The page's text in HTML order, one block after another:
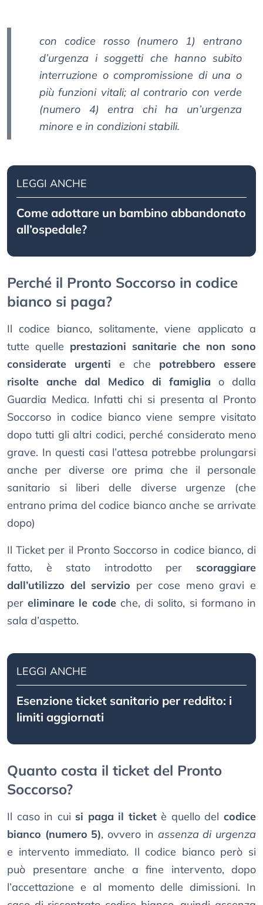
con codice rosso (numero 1) entrano
d’urgenza i soggetti che hanno subito
interruzione o compromissione di una o
più funzioni vitali; al contrario con verde
(numero 4) entra chi ha un’urgenza
minore e in condizioni stabili.
LEGGI ANCHE
Come adottare un bambino abbandonato
all’ospedale?
Perché il Pronto Soccorso in codice
bianco si paga?
Il codice bianco, solitamente, viene applicato a
tutte quelle prestazioni sanitarie che non sono
considerate urgenti e che potrebbero essere
risolte anche dal Medico di famiglia o dalla
Guardia Medica. Infatti chi si presenta al Pronto
Soccorso in codice bianco viene sempre visitato
dopo tutti gli altri codici, perché considerato meno
grave. In questi casi l’attesa potrebbe prolungarsi
anche per diverse ore prima che il personale
sanitario si liberi delle diverse urgenze (che
entrano prima del codice bianco anche se arrivate
dopo)
Il Ticket per il Pronto Soccorso in codice bianco, di
fatto, è stato introdotto per scoraggiare
dall’utilizzo del servizio per cose meno gravi e
pereliminare le codeche, di solito, si formano in
sala d’aspetto.
LEGGI ANCHE
Esenzione ticket sanitario per reddito: i
limiti aggiornati
Quanto costa il ticket del Pronto
Soccorso?
Il caso in cui si paga il ticketè quello delcodice
bianco (numero 5), ovvero in assenza di urgenza
e intervento immediato. Il codice bianco però si
può presentare anche a fine intervento, dopo
l’accettazione e al momento delle dimissioni. In